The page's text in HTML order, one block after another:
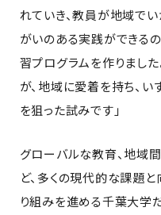
れていき、教員が地域で
がいのある実践ができる
習プログラムを作りまし
が、地域に愛着を持ち、
を狙った試みです」
グローバルな教育、地域
ど、多くの現代的な課題
り組みを進める千葉大学